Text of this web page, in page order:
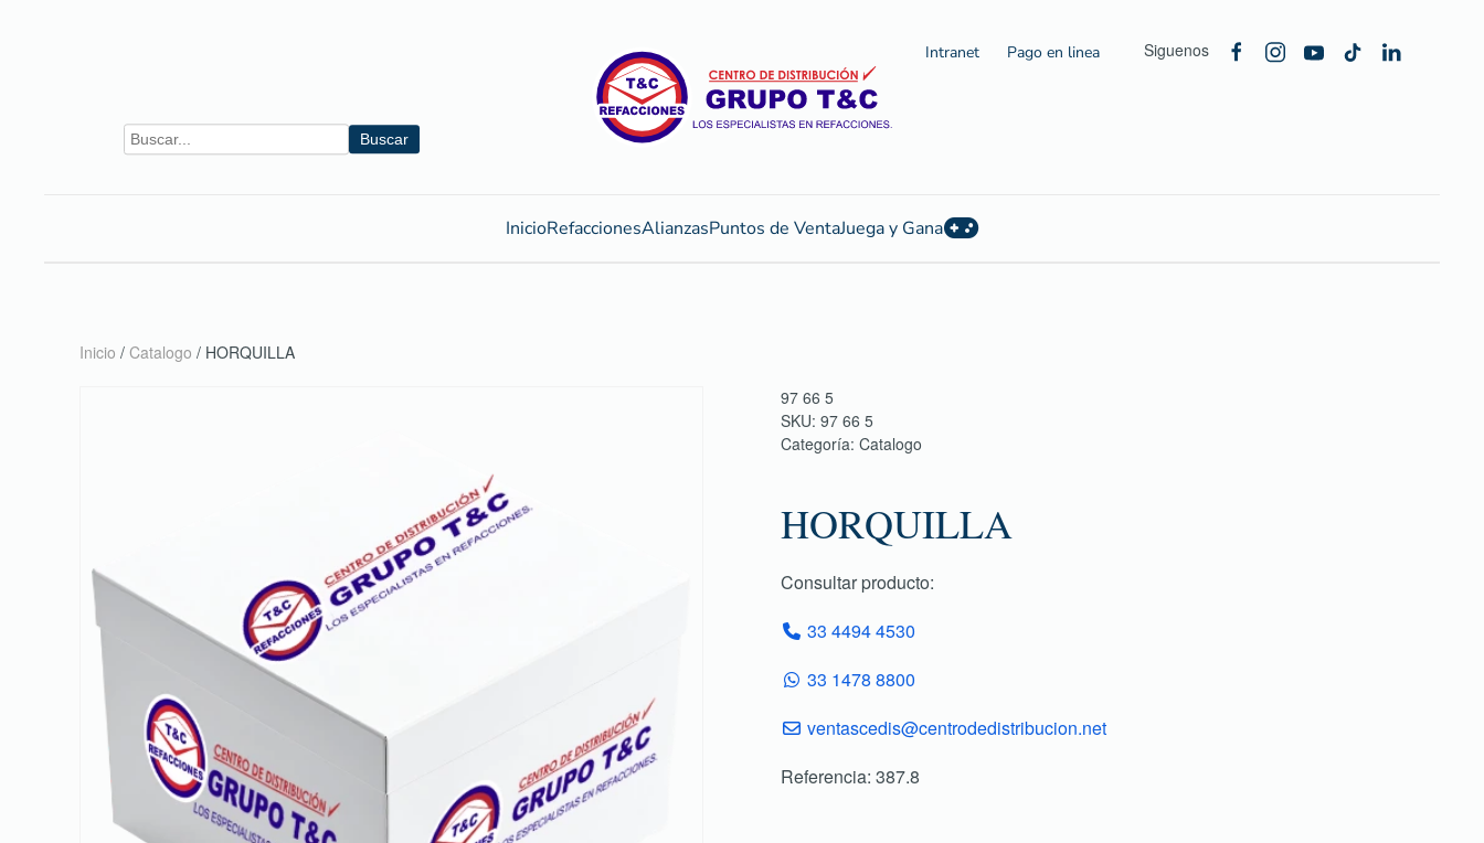
Buscar
Intranet Pago en linea Siguenos
InicioRefaccionesAlianzasPuntos de VentaJuega y Gana
Inicio / Catalogo / HORQUILLA
97 66 5
SKU: 97 66 5
Categoría: Catalogo
HORQUILLA
Consultar producto:
33 4494 4530
33 1478 8800
ventascedis@centrodedistribucion.net
Referencia: 387.8